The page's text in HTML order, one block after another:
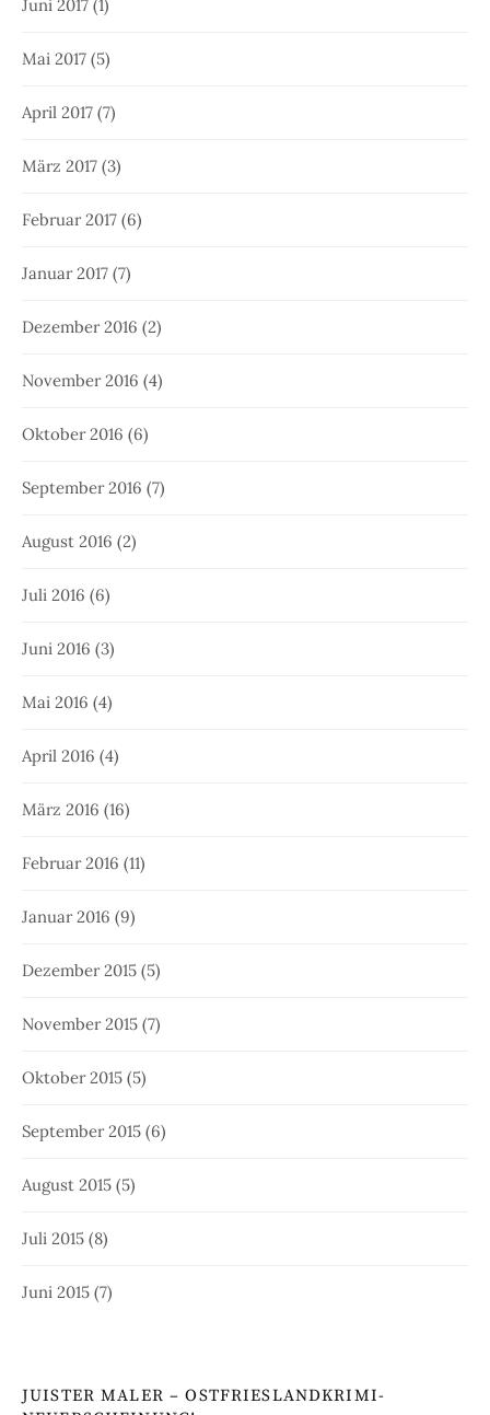
Juni 2017 (1)
Mai 2017 (5)
April 2017 (7)
März 2017 (3)
Februar 2017 (6)
Januar 2017 (7)
Dezember 2016 (2)
November 2016 (4)
Oktober 2016 (6)
September 2016 (7)
August 2016 (2)
Juli 2016 (6)
Juni 2016 (3)
Mai 2016 (4)
April 2016 (4)
März 2016 (16)
Februar 2016 (11)
Januar 2016 (9)
Dezember 2015 (5)
November 2015 (7)
Oktober 2015 (5)
September 2015 (6)
August 2015 (5)
Juli 2015 (8)
Juni 2015 (7)
JUISTER MALER – OSTFRIESLANDKRIMI-